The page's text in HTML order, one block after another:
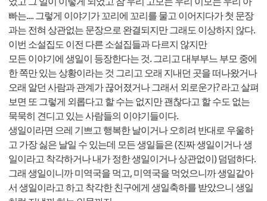
빠는.... 그렇게 이야기가 꼬리에 꼬리를 물고 이어지다가 첫 문장
과는 전혀 상관없는 문장으로 완결되지만 그래도 이상하지 않다.
이번 소설집도 이전 다른 소설집들과 다르지 않지만
모든 이야기에 생일이 등장한다는 것. 그리고 대부부느 부모 중에
한 쪽만 있는 상황이라는 것 그리고 오래 지내던 곳을 떠나왔거나
오래 알던 사람과 관계가 끊어졌거나 그래서 외로운가? 라고 살펴
보면 또 그렇게 외롭다고 할 수는 없지만 괜찮다고 할 수도 없는
묵묵히 견디고 있는 사람들의 이야기들이다.
생일이라면 으레 기쁘고 행복한 날이거나 오히려 반대로 우울하
고 가장 싫은 날일 수 있는데 모든 생일들은 (진짜 생일이거나 생
일이라고 착각하거나 내가 정한 생일이거나 상관없이) 덤덤하다.
그래 생일이니까 미역국을 먹고, 미역국을 먹었으니까 생일같아
서 생일이라고 하고 착각한 친구에게 생일축하를 받았으니 생일